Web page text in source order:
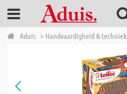
Aduis > Handvaardigheid & techniek